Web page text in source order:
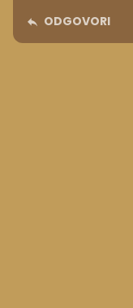
ODGOVORI